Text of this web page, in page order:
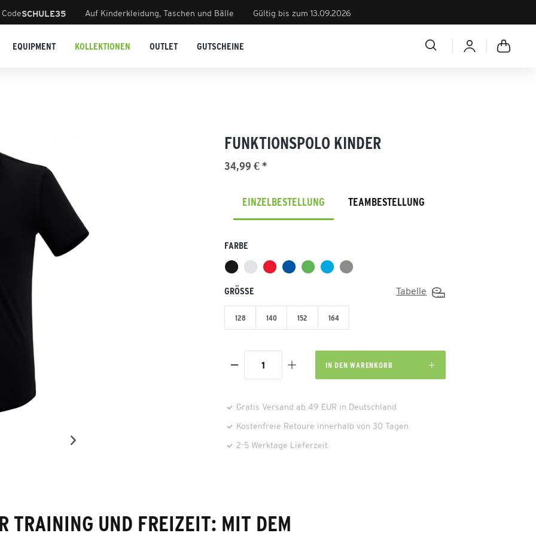
SCHULE35 Auf Kinderkleidung, Taschen und Bälle Gültig bis zum 13.09.2026
EQUIPMENT KOLLEKTIONEN OUTLET GUTSCHEINE
FUNKTIONSPOLO KINDER
34,99 € *
EINZELBESTELLUNG TEAMBESTELLUNG
FARBE
GRÖSSE Tabelle
128 140 152 164
IN DEN WARENKORB
Gratis Versand ab 49 EUR in Deutschland
Kostenfreie Retoure innerhalb von 30 Tagen
2-5 Werktage Lieferzeit
TRAINING UND FREIZEIT: MIT DEM